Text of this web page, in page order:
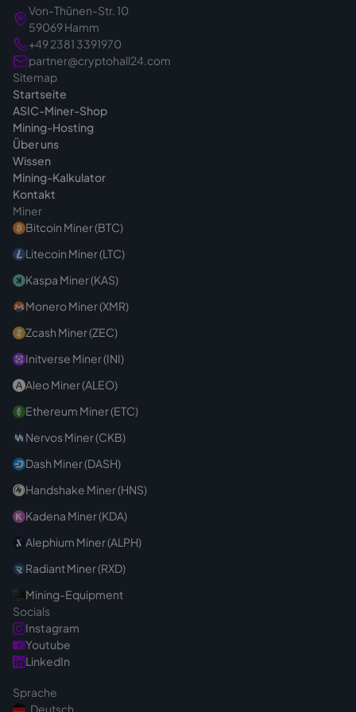
Genau deshalb klären wir vor dem Angebot in
Ruhe das passende Gerät für Ihr Vorhaben -
damit Sie von Anfang an die richtige Wahl
treffen. Bei Fragen vor dem Kauf sind wir
Von-Thünen-Str. 10
59069 Hamm
+49 2381 3391970
partner@cryptohall24.com
Sitemap
Startseite
ASIC-Miner-Shop
Mining-Hosting
Über uns
Wissen
Mining-Kalkulator
Kontakt
Miner
Bitcoin Miner (BTC)
Litecoin Miner (LTC)
Kaspa Miner (KAS)
Monero Miner (XMR)
Zcash Miner (ZEC)
Initverse Miner (INI)
Aleo Miner (ALEO)
Ethereum Miner (ETC)
Nervos Miner (CKB)
Dash Miner (DASH)
Handshake Miner (HNS)
Kadena Miner (KDA)
Alephium Miner (ALPH)
Radiant Miner (RXD)
Mining-Equipment
Socials
Instagram
Youtube
LinkedIn
Sprache
Deutsch